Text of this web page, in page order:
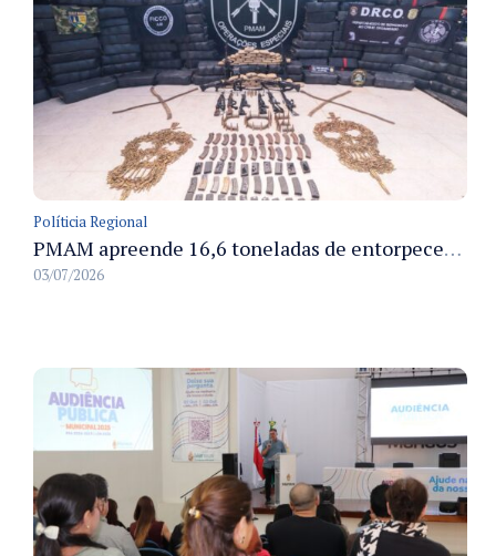
Políticia Regional
PMAM apreende 16,6 toneladas de entorpecentes e registra aumento nas prisões em flagrante e nas capturas de foragidos no primeiro semestre de 2026
03/07/2026